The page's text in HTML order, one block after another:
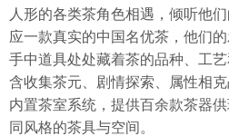
人形的各类茶角色相遇，倾听他
应一款真实的中国名优茶，他们
手中道具处处藏着茶的品种、工
含收集茶元、剧情探索、属性相克
内置茶室系统，提供百余款茶器
同风格的茶具与空间。